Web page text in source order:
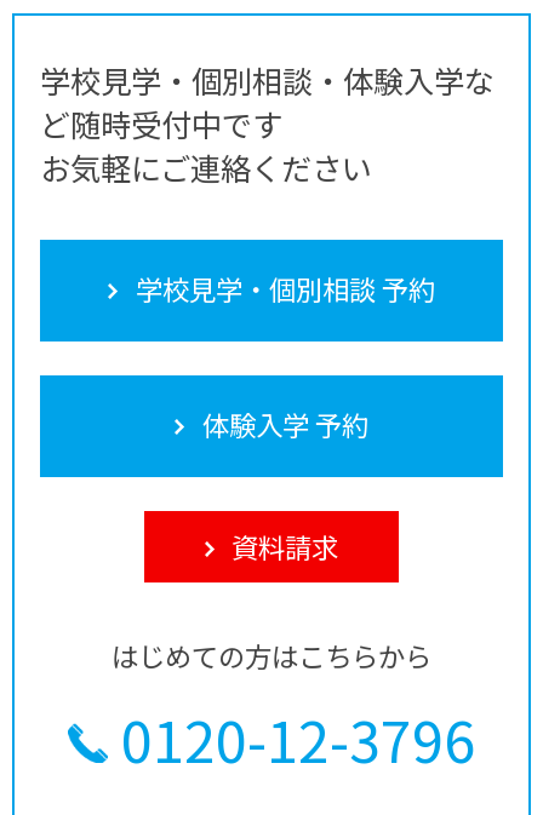
学校見学・個別相談・体験入学な
ど随時受付中です
お気軽にご連絡ください
学校見学・個別相談 予約
体験入学 予約
資料請求
はじめての方はこちらから
0120-12-3796